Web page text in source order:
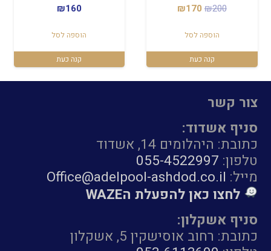
₪200
המחיר
היה:
₪200.
₪170
₪170.
הוספה לסל
קנה כעת
₪160
הוספה לסל
קנה כעת
צור קשר
סניף אשדוד:
כתובת: היהלומים 14, אשדוד
טלפון: 055-4522997
מייל: Office@adelpool-ashdod.co.il
לחצו כאן להפעלת הWAZE
סניף אשקלון:
כתובת: רחוב אוסישקין 5, אשקלון